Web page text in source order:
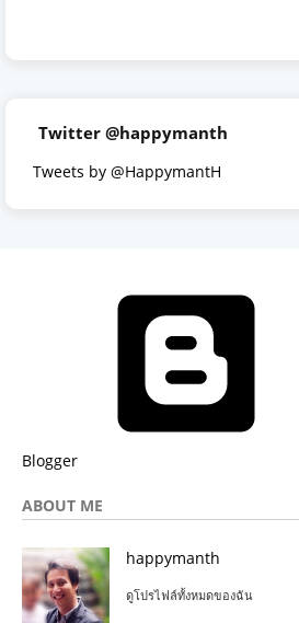
Twitter @happymanth
Tweets by @HappymantH
Blogger
ABOUT ME
happymanth
ดูโปรไฟล์ทั้งหมดของฉัน